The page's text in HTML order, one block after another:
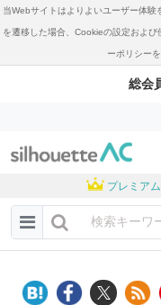
当Webサイトはよりよいユーザー体
を遷移した場合、Cookieの設定およ
ーポリシー
総会
プレミア